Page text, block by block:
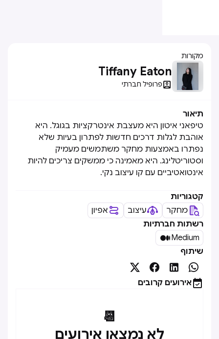
מקורות
Tiffany Eaton
פרופיל חברתי
תיאור
טיפאני איטון היא מעצבת אינטרקציות בגוגל. היא
אוהבת לגלות דרכים חדשות לפתרון בעיות שלא
נפתרו באמצעות מחקר משתמשים מעמיק
וסטוריטלינג. היא מאמינה כי ממשקים צריכים להיות
אינטואטיביים עם קו עיצוב נקי.
קטגוריות
מחקר
עיצוב
אפיון
רשתות חברתיות
Medium
שיתוף




אירועים קרובים
📆
לא נמצאו אירועים